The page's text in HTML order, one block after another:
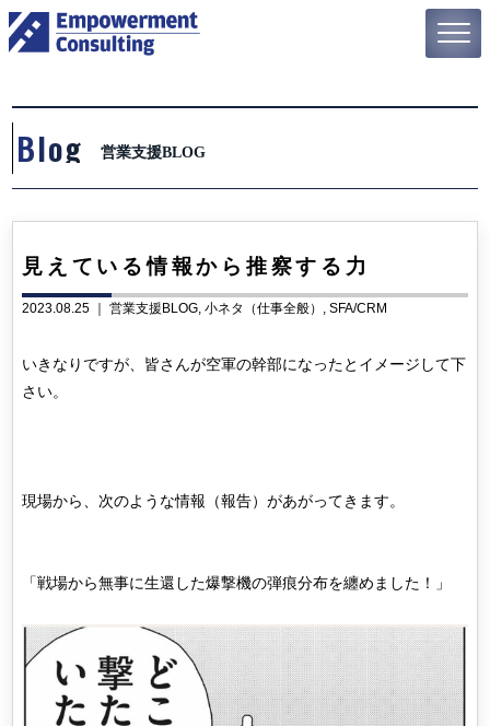
Blog 営業支援BLOG
見えている情報から推察する力
2023.08.25 ｜営業支援BLOG 小ネタ（仕事全般） SFA/CRM
いきなりですが、皆さんが空軍の幹部になったとイメージして下
さい。
現場から、次のような情報（報告）があがってきます。
「戦場から無事に生還した爆撃機の弾痕分布を纏めました！」